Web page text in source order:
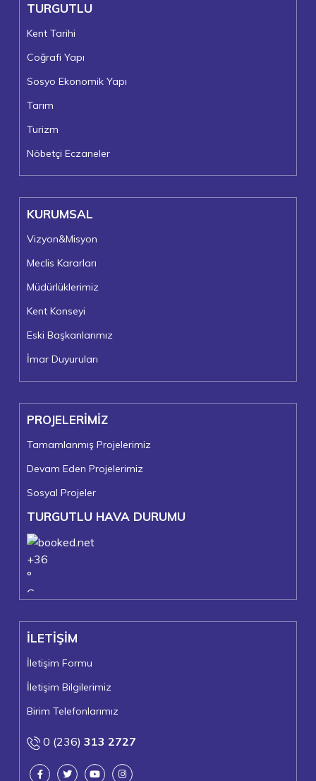
TURGUTLU
Kent Tarihi
Coğrafi Yapı
Sosyo Ekonomik Yapı
Tarım
Turizm
Nöbetçi Eczaneler
KURUMSAL
Vizyon&Misyon
Meclis Kararları
Müdürlüklerimiz
Kent Konseyi
Eski Başkanlarımız
İmar Duyuruları
PROJELERİMİZ
Tamamlanmış Projelerimiz
Devam Eden Projelerimiz
Sosyal Projeler
TURGUTLU HAVA DURUMU
+36
°
C
Turgutlu
Pazar, 09
İLETİŞİM
İletişim Formu
İletişim Bilgilerimiz
Birim Telefonlarımız
0 (236) 313 2727